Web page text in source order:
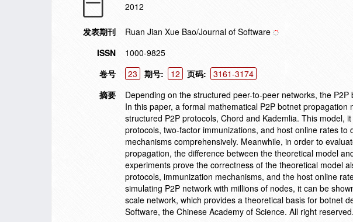
2012
发表期刊
Ruan Jian Xue Bao/Journal of Software
ISSN
1000-9825
卷号
23 期号: 12 页码:
3161-3174
摘要
Depending on the structured peer-to-peer networks, the
In this paper, a formal mathematical P2P botnet
structured P2P protocols, Chord and Kademlia. This model,
protocols, two-factor immunizations, and host online rates
mechanisms comprehensively. Meanwhile, in order to
propagation, the difference between the theoretical model
experiments prove the correctness of the theoretical model
protocols, immunization mechanisms, and the host online
simulating P2P network with millions of nodes, it can be
scale network, which provides a theoretical basis for botnet
Software, the Chinese Academy of Science. All right reserved.